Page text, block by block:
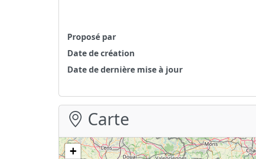
Proposé par
Date de création
Date de dernière mise à jour
Carte
+